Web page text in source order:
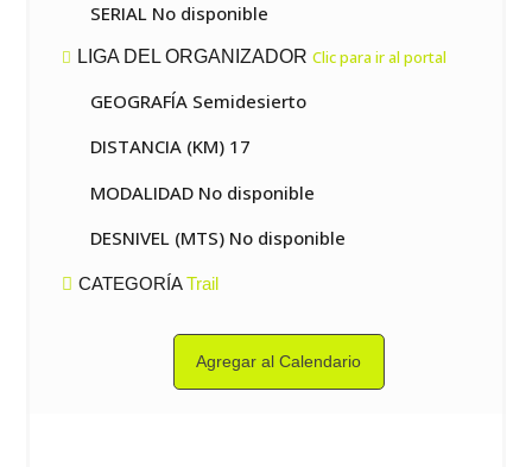
SERIAL No disponible
LIGA DEL ORGANIZADOR Clic para ir al portal
GEOGRAFÍA Semidesierto
DISTANCIA (KM) 17
MODALIDAD No disponible
DESNIVEL (MTS) No disponible
CATEGORÍATrail
Agregar al Calendario